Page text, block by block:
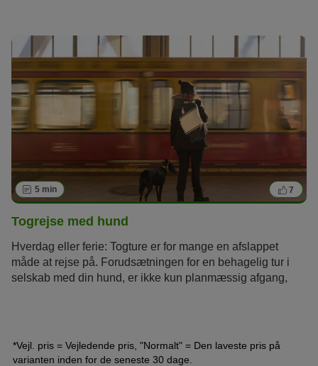
skal hundeejere hellere tage bilen på de lange ture?
5 min 7
Togrejse med hund
Hverdag eller ferie: Togture er for mange en afslappet
måde at rejse på. Forudsætningen for en behagelig tur i
selskab med din hund, er ikke kun planmæssig afgang,
*Vejl. pris = Vejledende pris, "Normalt" = Den laveste pris på
varianten inden for de seneste 30 dage.